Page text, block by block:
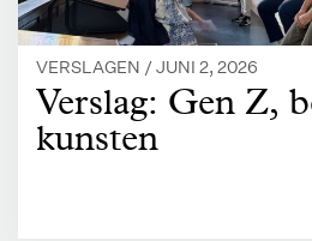
VERSLAGEN /JUNI 2, 2026
Verslag: Gen Z,
kunsten